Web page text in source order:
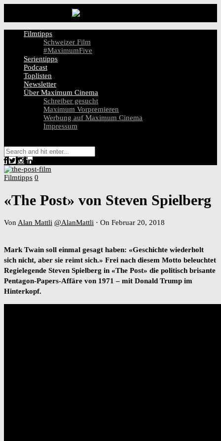
Filmtipps
Schweizer Film
#MaximumFive
Serientipps
Podcast
Toplisten
Newsletter
Über Maximum Cinema
Schreiber gesucht
Maximum Vorpremieren
Werbung auf Maximum Cinema
Impressum
Filmtipps 0
«The Post» von Steven Spielberg
Von Alan Mattli @AlanMattli · On Februar 20, 2018
Mark Twain soll einmal gesagt haben: «Geschichte wiederholt
sich nicht, aber sie reimt sich.» Frei nach diesem Motto beleuchtet
Regielegende Steven Spielberg in «The Post» die politisch brisante
Pentagon-Papers-Affäre von 1971 – mit Donald Trump im
Hinterkopf.